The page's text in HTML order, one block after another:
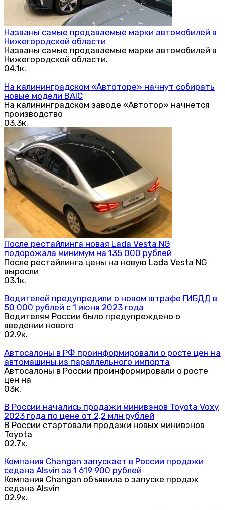
Названы самые продаваемые марки автомобилей в
Нижегородской области
Названы самые продаваемые марки автомобилей в
Нижегородской области.
04.1к.
На калининградском «Автоторе» начнут собирать
новые модели BAIC
На калининградском заводе «Автотор» начнется
производство
03.3к.
После рестайлинга новая Lada Vesta NG
подорожала минимум на 135 000 рублей
После рестайлинга цены на новую Lada Vesta NG
выросли
03.1к.
Водителей предупредили о новом штрафе ГИБДД в
50 000 рублей с 1 июня 2023 года
Водителям России было предупреждено о
введении нового
02.9к.
Автосалоны в РФ проинформировали о росте цен на
автомашины из параллельного импорта
Автосалоны в России проинформировали о росте
цен на
03к.
В России начались продажи минивэнов Toyota Voxy
2023 года по цене от 2,2 млн рублей
В России стартовали продажи новых минивэнов
Toyota
02.7к.
Компания Changan запускает в России продажи
седана Alsvin за 1 619 900 рублей
Компания Changan объявила о запуске продаж
седана Alsvin
02.9к.